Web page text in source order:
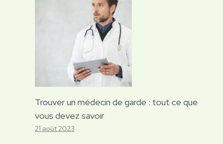
Trouver un médecin de garde : tout ce que
vous devez savoir
21 août 2023